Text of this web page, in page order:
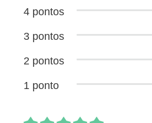
4 pontos
3 pontos
2 pontos
1 ponto